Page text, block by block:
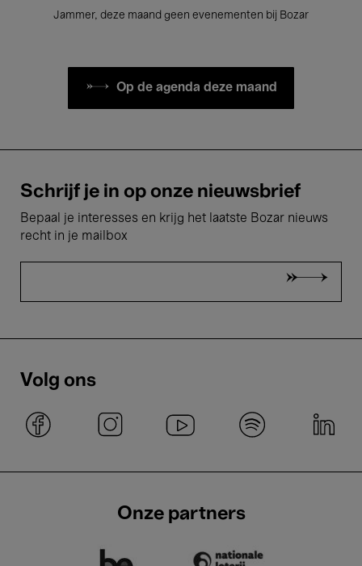
Jammer, deze maand geen evenementen bij Bozar
Op de agenda deze maand
Schrijf je in op onze nieuwsbrief
Bepaal je interesses en krijg het laatste Bozar nieuws
recht in je mailbox
Volg ons
Onze partners